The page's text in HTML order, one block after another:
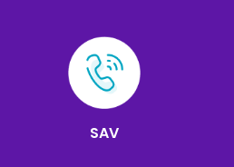
SAV